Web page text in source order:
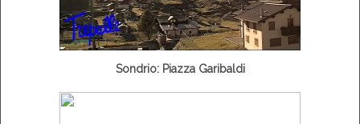
Sondrio: Piazza Garibaldi